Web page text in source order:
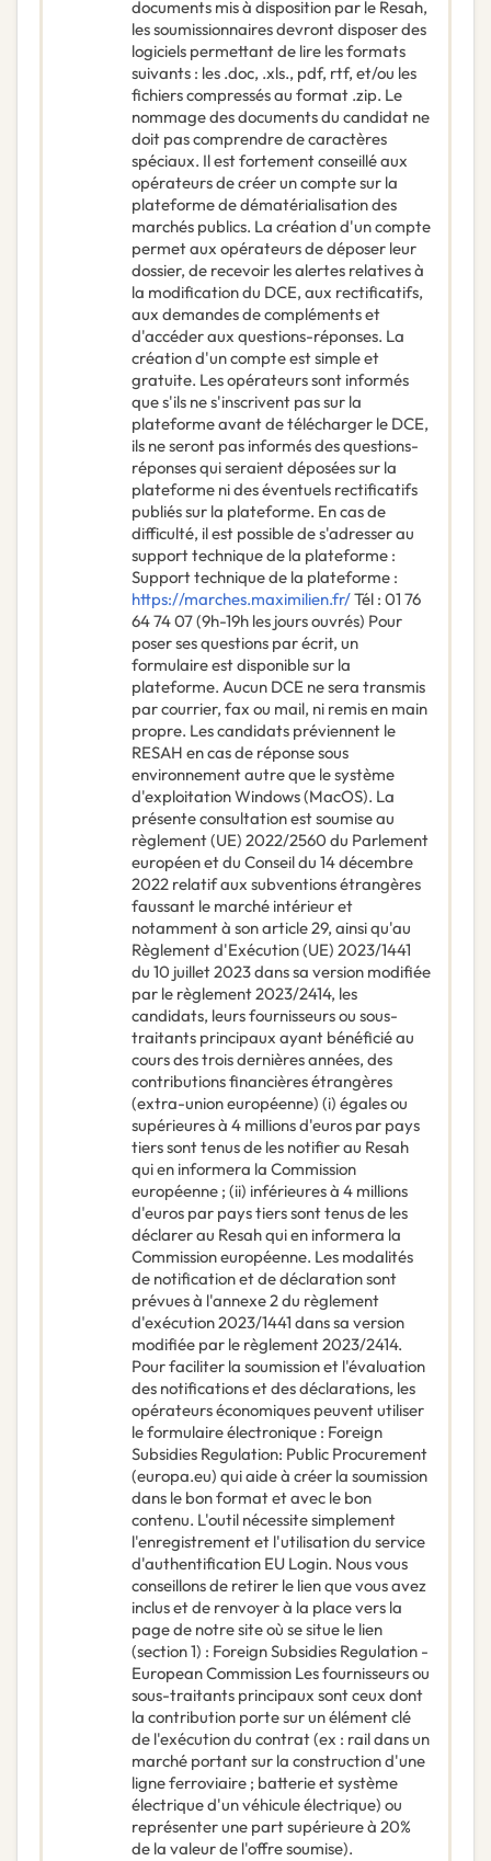
documents mis à disposition par le Resah,
les soumissionnaires devront disposer des
logiciels permettant de lire les formats
suivants : les .doc, .xls., pdf, rtf, et/ou les
fichiers compressés au format .zip. Le
nommage des documents du candidat ne
doit pas comprendre de caractères
spéciaux. Il est fortement conseillé aux
opérateurs de créer un compte sur la
plateforme de dématérialisation des
marchés publics. La création d'un compte
permet aux opérateurs de déposer leur
dossier, de recevoir les alertes relatives à
la modification du DCE, aux rectificatifs,
aux demandes de compléments et
d'accéder aux questions-réponses. La
création d'un compte est simple et
gratuite. Les opérateurs sont informés
que s'ils ne s'inscrivent pas sur la
plateforme avant de télécharger le DCE,
ils ne seront pas informés des questions-
réponses qui seraient déposées sur la
plateforme ni des éventuels rectificatifs
publiés sur la plateforme. En cas de
difficulté, il est possible de s'adresser au
support technique de la plateforme :
Support technique de la plateforme :
https://marches.maximilien.fr/Tél : 01 76
64 74 07 (9h-19h les jours ouvrés) Pour
poser ses questions par écrit, un
formulaire est disponible sur la
plateforme. Aucun DCE ne sera transmis
par courrier, fax ou mail, ni remis en main
propre. Les candidats préviennent le
RESAH en cas de réponse sous
environnement autre que le système
d'exploitation Windows (MacOS). La
présente consultation est soumise au
règlement (UE) 2022/2560 du Parlement
européen et du Conseil du 14 décembre
2022 relatif aux subventions étrangères
faussant le marché intérieur et
notamment à son article 29, ainsi qu'au
Règlement d'Exécution (UE) 2023/1441
du 10 juillet 2023 dans sa version modifiée
par le règlement 2023/2414, les
candidats, leurs fournisseurs ou sous-
traitants principaux ayant bénéficié au
cours des trois dernières années, des
contributions financières étrangères
(extra-union européenne) (i) égales ou
supérieures à 4 millions d'euros par pays
tiers sont tenus de les notifier au Resah
qui en informera la Commission
européenne ; (ii) inférieures à 4 millions
d'euros par pays tiers sont tenus de les
déclarer au Resah qui en informera la
Commission européenne. Les modalités
de notification et de déclaration sont
prévues à l'annexe 2 du règlement
d'exécution 2023/1441 dans sa version
modifiée par le règlement 2023/2414.
Pour faciliter la soumission et l'évaluation
des notifications et des déclarations, les
opérateurs économiques peuvent utiliser
le formulaire électronique : Foreign
Subsidies Regulation: Public Procurement
(europa.eu) qui aide à créer la soumission
dans le bon format et avec le bon
contenu. L'outil nécessite simplement
l'enregistrement et l'utilisation du service
d'authentification EU Login. Nous vous
conseillons de retirer le lien que vous avez
inclus et de renvoyer à la place vers la
page de notre site où se situe le lien
(section 1) : Foreign Subsidies Regulation -
European Commission Les fournisseurs ou
sous-traitants principaux sont ceux dont
la contribution porte sur un élément clé
de l'exécution du contrat (ex : rail dans un
marché portant sur la construction d'une
ligne ferroviaire ; batterie et système
électrique d'un véhicule électrique) ou
représenter une part supérieure à 20%
de la valeur de l'offre soumise).